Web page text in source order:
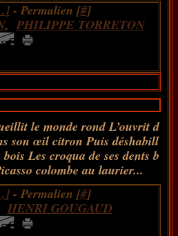
]- Permalien [#]
, PHILIPPE TORRETON
le monde rond L’ouvrit d
son œil citron Puis déshabill
Les croqua de ses dents b
colombe au laurier...
]- Permalien [#]
HENRI GOUGAUD